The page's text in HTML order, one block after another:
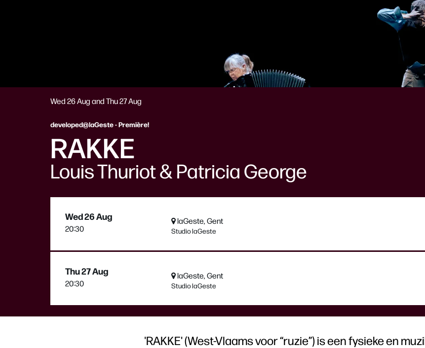
RAKKE
Louis Thuriot & Patricia George
developed@laGeste - Première!
Wed 26 AugandThu 27 Aug
Wed 26 Aug
20:30
laGeste, Gent
Studio laGeste
Thu 27 Aug
20:30
laGeste, Gent
Studio laGeste
'RAKKE' (West-Vlaams voor “ruzie”) is een fysieke en